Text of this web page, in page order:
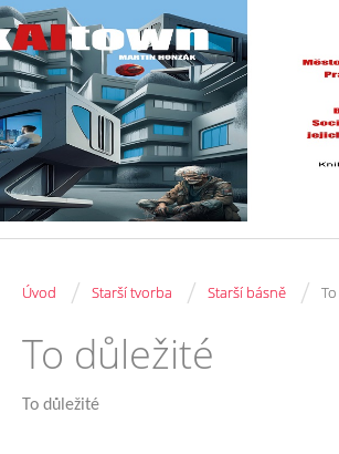
Úvod / Starší tvorba / Starší básně /
To důležité
To důležité